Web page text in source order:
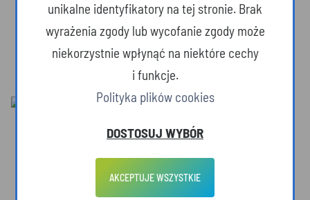
Dzika przyroda
unikalne identyfikatory na tej stronie. Brak
wyrażenia zgody lub wycofanie zgody może
niekorzystnie wpłynąć na niektóre cechy
i funkcje.
Polityka plików cookies
DOSTOSUJ WYBÓR
AKCEPTUJE WSZYSTKIE